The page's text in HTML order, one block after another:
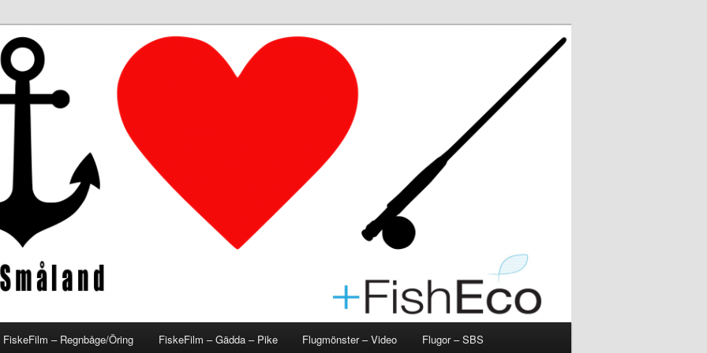
FiskeFilm – Regnbåge/Öring FiskeFilm – Gädda – Pike Flugmönster – Video Flugor – SBS